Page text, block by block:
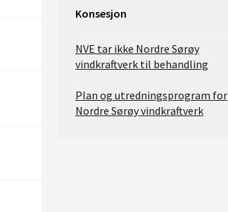
Konsesjon
NVE tar ikke Nordre Sørøy
vindkraftverk til behandling
Plan og utredningsprogram for
Nordre Sørøy vindkraftverk